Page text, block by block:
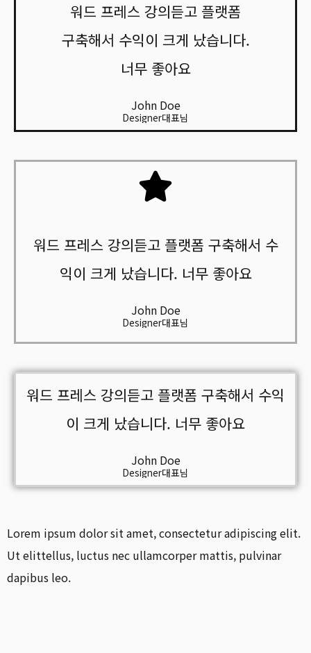
워드 프레스 강의듣고 플랫폼
구축해서 수익이 크게 났습니다.
너무 좋아요
John Doe
Designer대표님
워드 프레스 강의듣고 플랫폼 구축해서 수
익이 크게 났습니다. 너무 좋아요
John Doe
Designer대표님
워드 프레스 강의듣고 플랫폼 구축해서 수익
이 크게 났습니다. 너무 좋아요
John Doe
Designer대표님
Lorem ipsum dolor sit amet, consectetur adipiscing elit.
Ut elittellus, luctus nec ullamcorper mattis, pulvinar
dapibus leo.